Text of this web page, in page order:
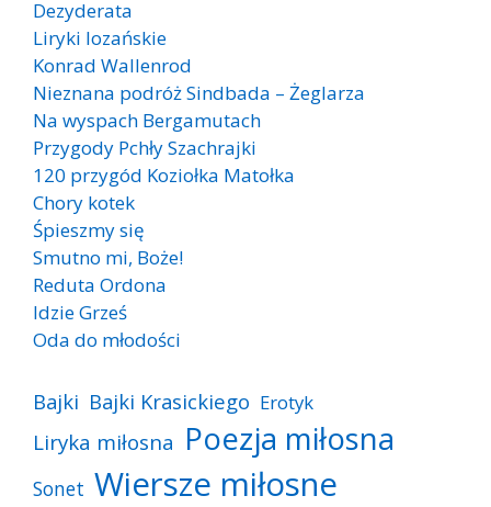
Dezyderata
Liryki lozańskie
Konrad Wallenrod
Nieznana podróż Sindbada – Żeglarza
Na wyspach Bergamutach
Przygody Pchły Szachrajki
120 przygód Koziołka Matołka
Chory kotek
Śpieszmy się
Smutno mi, Boże!
Reduta Ordona
Idzie Grześ
Oda do młodości
Bajki Bajki Krasickiego Erotyk
Liryka miłosna Poezja miłosna
Sonet Wiersze miłosne